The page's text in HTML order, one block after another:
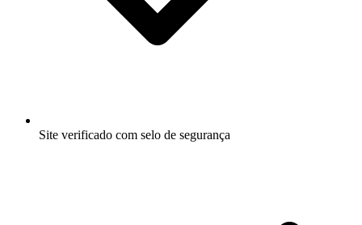
Site verificado com selo de segurança